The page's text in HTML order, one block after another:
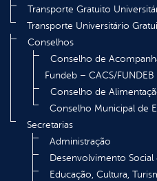
Transporte Gratuito
Transporte Universitário
Conselhos
Conselho de
Fundeb – CACS/FUNDEB
Conselho de
Conselho Municipal de
Secretarias
Administração
Desenvolvimento Social
Educação, Cultura,